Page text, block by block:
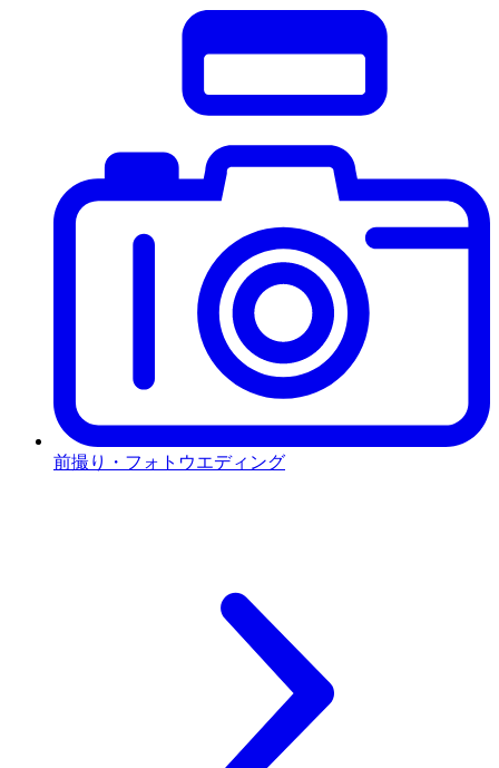
前撮り・フォトウエディング